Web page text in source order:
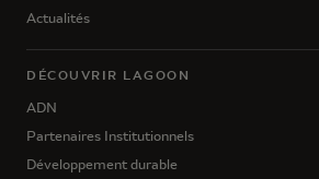
Actualités
DÉCOUVRIR LAGOON
ADN
Partenaires Institutionnels
Développement durable